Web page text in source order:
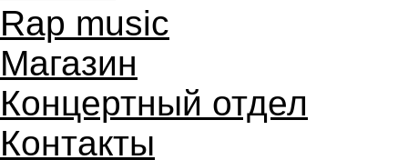
Rap music
Магазин
Концертный отдел
Контакты